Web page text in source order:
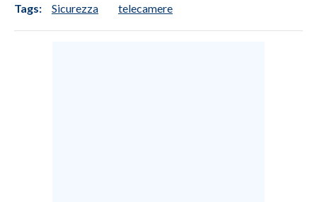
Tags: Sicurezza telecamere